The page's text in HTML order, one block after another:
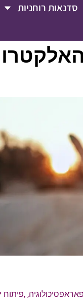
סדנאות רוחניות
פאראפסיכולוגיה, ,פיתוח